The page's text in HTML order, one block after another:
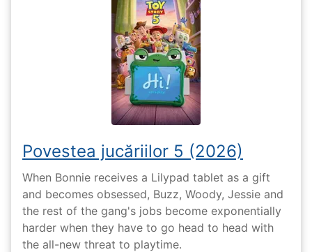
Povestea jucăriilor 5 (2026)
When Bonnie receives a Lilypad tablet as a gift
and becomes obsessed, Buzz, Woody, Jessie and
the rest of the gang's jobs become exponentially
harder when they have to go head to head with
the all-new threat to playtime.